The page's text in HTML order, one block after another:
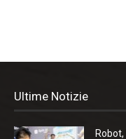
Ultime Notizie